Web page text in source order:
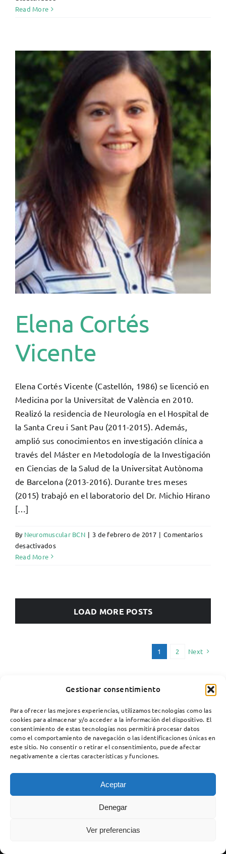
Gestionar consentimiento
Para ofrecer las mejores experiencias, utilizamos tecnologías como las
cookies para almacenar y/o acceder a la información del dispositivo. El
consentimiento de estas tecnologías nos permitirá procesar datos
como el comportamiento de navegación o las identificaciones únicas en
este sitio. No consentir o retirar el consentimiento, puede afectar
negativamente a ciertas características y funciones.
Aceptar
Denegar
Ver preferencias
Read More
Elena Cortés
Vicente
Elena Cortés Vicente (Castellón, 1986) se licenció en
Medicina por la Universitat de València en 2010.
Realizó la residencia de Neurología en el Hospital de
la Santa Creu i Sant Pau (2011-2015). Además,
amplió sus conocimientos en investigación clínica a
través del Máster en Metodología de la Investigación
en Ciencias de la Salud de la Universitat Autònoma
de Barcelona (2013-2016). Durante tres meses
(2015) trabajó en el laboratorio del Dr. Michio Hirano
[…]
By Neuromuscular BCN | 3 de febrero de 2017 | Comentarios
desactivadosen
Read More
LOAD MORE POSTS
1 2 Next
Avada Website Builder
Rights Reserved | Powered by
Facebook
X Instagram